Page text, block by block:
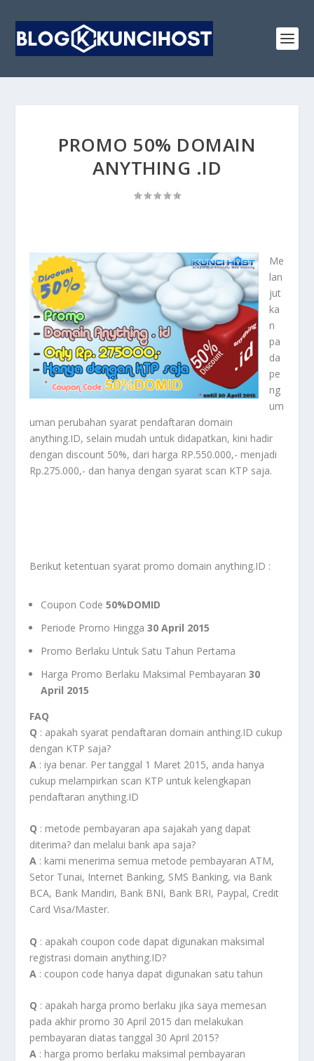
PROMO 50% DOMAIN
ANYTHING .ID
Me
lan
jut
ka
n
pa
da
pe
ng
um
uman perubahan syarat pendaftaran domain
anything.ID, selain mudah untuk didapatkan, kini hadir
dengan discount 50%, dari harga RP.550.000,- menjadi
Rp.275.000,- dan hanya dengan syarat scan KTP saja.
Berikut ketentuan syarat promo domain anything.ID :
Coupon Code50%DOMID
Periode Promo Hingga 30 April 2015
Promo Berlaku Untuk Satu Tahun Pertama
Harga Promo Berlaku Maksimal Pembayaran30
April 2015
FAQ
Q : apakah syarat pendaftaran domain anthing.ID cukup
dengan KTP saja?
A : iya benar. Per tanggal 1 Maret 2015, anda hanya
cukup melampirkan scan KTP untuk kelengkapan
pendaftaran anything.ID
Q : metode pembayaran apa sajakah yang dapat
diterima? dan melalui bank apa saja?
A : kami menerima semua metode pembayaran ATM,
Setor Tunai, Internet Banking, SMS Banking, via Bank
BCA, Bank Mandiri, Bank BNI, Bank BRI, Paypal, Credit
Card Visa/Master.
Q : apakah coupon code dapat digunakan maksimal
registrasi domain anything.ID?
A : coupon code hanya dapat digunakan satu tahun
Q : apakah harga promo berlaku jika saya memesan
pada akhir promo 30 April 2015 dan melakukan
pembayaran diatas tanggal 30 April 2015?
A : harga promo berlaku maksimal pembayaran